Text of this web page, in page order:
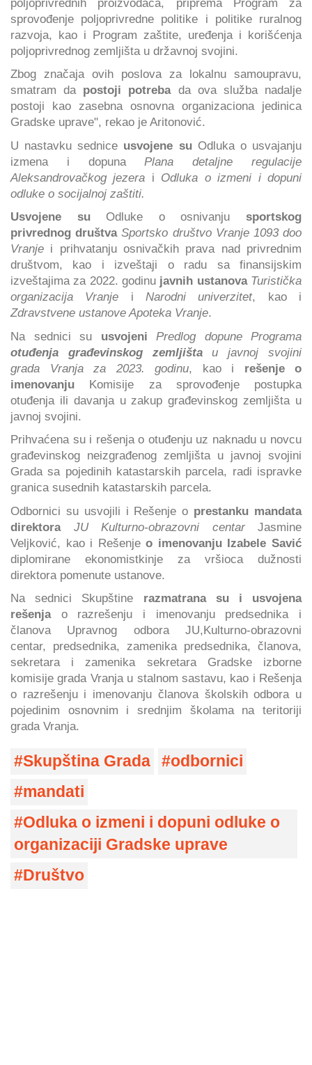
poljoprivrednih proizvođača, priprema Program za
sprovođenje poljoprivredne politike i politike ruralnog
razvoja, kao i Program zaštite, uređenja i korišćenja
poljoprivrednog zemljišta u državnoj svojini.
Zbog značaja ovih poslova za lokalnu samoupravu,
smatram da postoji potrebada ova služba nadalje
postoji kao zasebna osnovna organizaciona jedinica
Gradske uprave", rekao je Aritonović.
U nastavku sednice usvojene suOdluka o usvajanju
izmena i dopunaPlana detaljne regulacije
Aleksandrovačkog jezera i Odluka o izmeni i dopuni
odluke o socijalnoj zaštiti.
Usvojene suOdluke o osnivanjusportskog
privrednog društvaSportsko društvo Vranje 1093 doo
Vranje i prihvatanju osnivačkih prava nad privrednim
društvom, kao i izveštaji o radu sa finansijskim
izveštajima za 2022. godinu javnih ustanova Turistička
organizacija Vranje iNarodni univerzitet, kao i
Zdravstvene ustanove Apoteka Vranje.
Na sednici su usvojeni
Predlog dopune Programa
otuđenja građevinskog zemljištau javnoj svojini
grada Vranja za 2023. godinu, kao i rešenje o
imenovanju Komisije za sprovođenje postupka
otuđenja ili davanja u zakup građevinskog zemljišta u
javnoj svojini.
Prihvaćena su i rešenja o otuđenju uz naknadu u novcu
građevinskog neizgrađenog zemljišta u javnoj svojini
Grada sa pojedinih katastarskih parcela, radi ispravke
granica susednih katastarskih parcela.
Odbornici su usvojili i Rešenje o prestanku mandata
direktora
JU Kulturno-obrazovni centarJasmine
Veljković, kao i Rešenjeo imenovanju Izabele Savić
diplomirane ekonomistkinje za vršioca dužnosti
direktora pomenute ustanove.
Na sednici Skupštine razmatrana su i usvojena
rešenja o razrešenju i imenovanju predsednika i
članova Upravnog odbora JU,Kulturno-obrazovni
centar, predsednika, zamenika predsednika, članova,
sekretara i zamenika sekretara Gradske izborne
komisije grada Vranja u stalnom sastavu, kao i Rešenja
o razrešenju i imenovanju članova školskih odbora u
pojedinim osnovnim i srednjim školama na teritoriji
grada Vranja.
Skupština Grada
odbornici
mandati
Odluka o izmeni i dopuni odluke o
organizaciji Gradske uprave
Društvo